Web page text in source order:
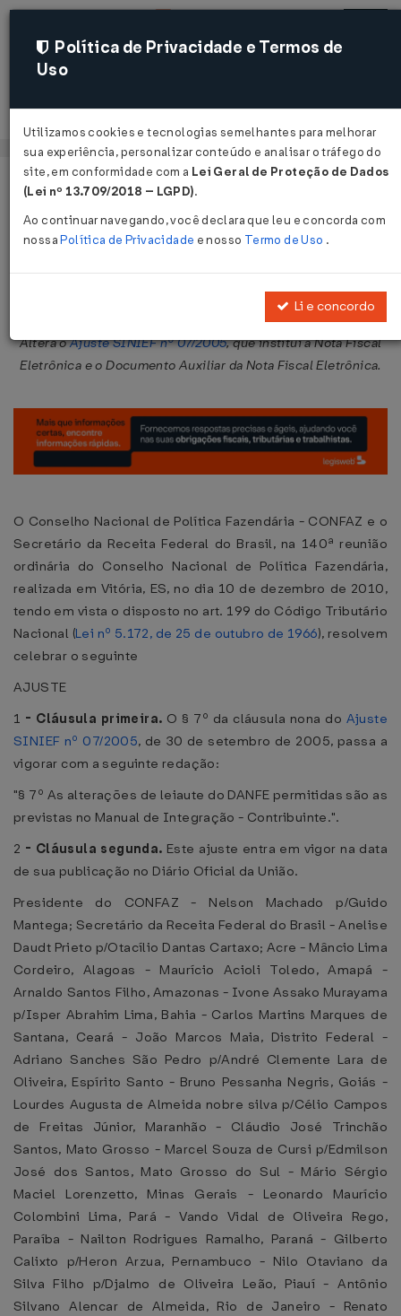
Acessar
Página Inicial Legislações
Ajuste SINIEF nº 22 de 10/12/2010
Publicado no DOU em 16 dez 2010
Altera oAjuste SINIEF nº 07/2005, que institui a Nota Fiscal
Eletrônica e o Documento Auxiliar da Nota Fiscal Eletrônica.
O Conselho Nacional de Política Fazendária - CONFAZ e o
Secretário da Receita Federal do Brasil, na 140ª reunião
ordinária do Conselho Nacional de Política Fazendária,
realizada em Vitória, ES, no dia 10 de dezembro de 2010,
tendo em vista o disposto no art. 199 do Código Tributário
Nacional (Lei nº 5.172, de 25 de outubro de 1966), resolvem
celebrar o seguinte
AJUSTE
1 - Cláusula primeira. O § 7º da cláusula nona do Ajuste
SINIEF nº 07/2005, de 30 de setembro de 2005, passa a
vigorar com a seguinte redação:
"§ 7º As alterações de leiaute do DANFE permitidas são as
previstas no Manual de Integração - Contribuinte.".
2 - Cláusula segunda. Este ajuste entra em vigor na data
de sua publicação no Diário Oficial da União.
Presidente do CONFAZ - Nelson Machado p/Guido
Mantega; Secretário da Receita Federal do Brasil - Anelise
Daudt Prieto p/Otacílio Dantas Cartaxo; Acre - Mâncio Lima
Cordeiro, Alagoas - Maurício Acioli Toledo, Amapá -
Arnaldo Santos Filho, Amazonas - Ivone Assako Murayama
p/Isper Abrahim Lima, Bahia - Carlos Martins Marques de
Santana, Ceará - João Marcos Maia, Distrito Federal -
Adriano Sanches São Pedro p/André Clemente Lara de
Oliveira, Espírito Santo - Bruno Pessanha Negris, Goiás -
Lourdes Augusta de Almeida nobre silva p/Célio Campos
de Freitas Júnior, Maranhão - Cláudio José Trinchão
Santos, Mato Grosso - Marcel Souza de Cursi p/Edmilson
José dos Santos, Mato Grosso do Sul - Mário Sérgio
Maciel Lorenzetto, Minas Gerais - Leonardo Maurício
Colombini Lima, Pará - Vando Vidal de Oliveira Rego,
Paraíba - Nailton Rodrigues Ramalho, Paraná - Gilberto
Calixto p/Heron Arzua, Pernambuco - Nilo Otaviano da
Silva Filho p/Djalmo de Oliveira Leão, Piauí - Antônio
Silvano Alencar de Almeida, Rio de Janeiro - Renato
Política de Privacidade e Termos de
Uso
Utilizamos cookies e tecnologias semelhantes para melhorar
sua experiência, personalizar conteúdo e analisar o tráfego do
site, em conformidade com a Lei Geral de Proteção de Dados
(Lei nº 13.709/2018 – LGPD).
Ao continuar navegando, você declara que leu e concorda com
nossaPolítica de Privacidade e nosso Termo de Uso .
Li e concordo